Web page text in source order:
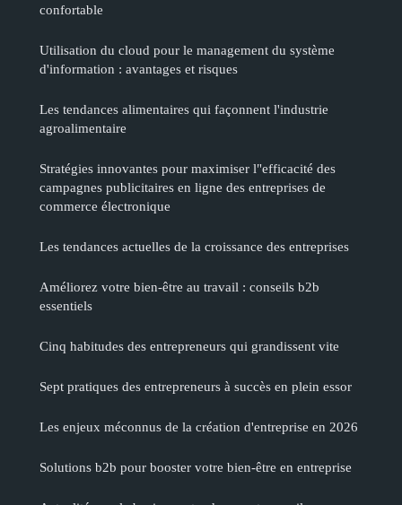
confortable
Utilisation du cloud pour le management du système
d'information : avantages et risques
Les tendances alimentaires qui façonnent l'industrie
agroalimentaire
Stratégies innovantes pour maximiser l"efficacité des
campagnes publicitaires en ligne des entreprises de
commerce électronique
Les tendances actuelles de la croissance des entreprises
Améliorez votre bien-être au travail : conseils b2b
essentiels
Cinq habitudes des entrepreneurs qui grandissent vite
Sept pratiques des entrepreneurs à succès en plein essor
Les enjeux méconnus de la création d'entreprise en 2026
Solutions b2b pour booster votre bien-être en entreprise